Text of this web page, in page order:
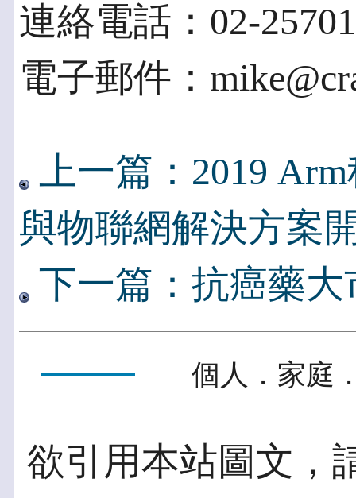
連絡電話：02-
電子郵件：
上一篇：2019
與物聯網解決方案
下一篇：抗癌藥
個人．家庭
欲引用本站圖文，